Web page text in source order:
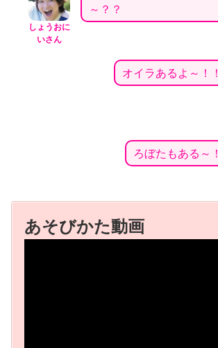
しょうおに
いさん
～？？
オイラあるよ～！！
ろぼたもある～！
あそびかた動画